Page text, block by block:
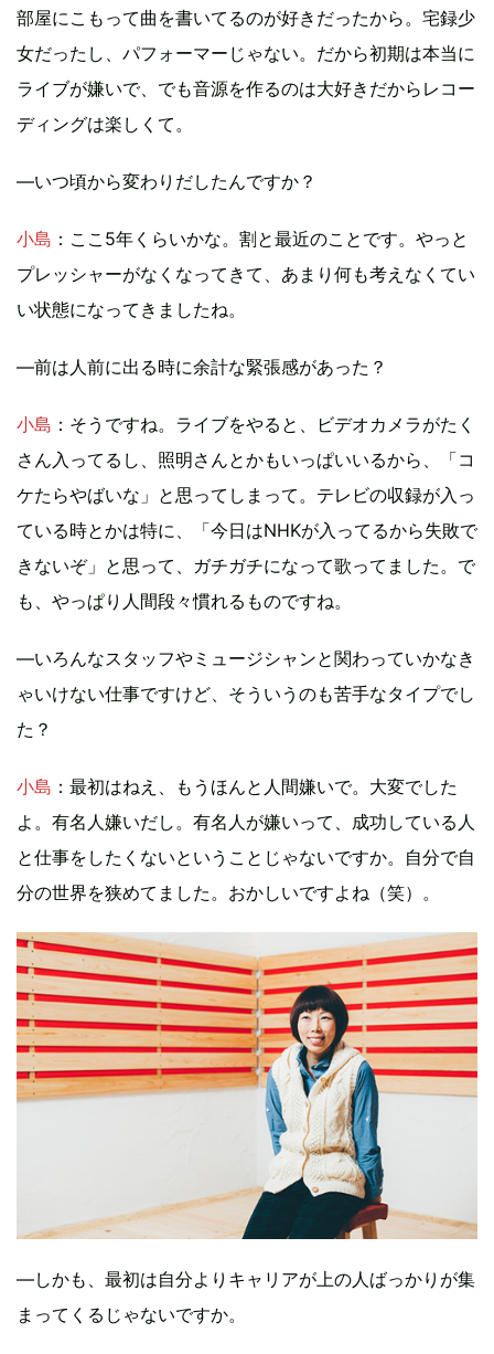
部屋にこもって曲を書いてるのが好きだったから。宅録少
女だったし、パフォーマーじゃない。だから初期は本当に
ライブが嫌いで、でも音源を作るのは大好きだからレコー
ディングは楽しくて。
―いつ頃から変わりだしたんですか？
小島 ：ここ5年くらいかな。割と最近のことです。やっと
プレッシャーがなくなってきて、あまり何も考えなくてい
い状態になってきましたね。
―前は人前に出る時に余計な緊張感があった？
小島 ：そうですね。ライブをやると、ビデオカメラがたく
さん入ってるし、照明さんとかもいっぱいいるから、「コ
ケたらやばいな」と思ってしまって。テレビの収録が入っ
ている時とかは特に、「今日はNHKが入ってるから失敗で
きないぞ」と思って、ガチガチになって歌ってました。で
も、やっぱり人間段々慣れるものですね。
―いろんなスタッフやミュージシャンと関わっていかなき
ゃいけない仕事ですけど、そういうのも苦手なタイプでし
た？
小島 ：最初はねえ、もうほんと人間嫌いで。大変でした
よ。有名人嫌いだし。有名人が嫌いって、成功している人
と仕事をしたくないということじゃないですか。自分で自
分の世界を狭めてました。おかしいですよね（笑）。
―しかも、最初は自分よりキャリアが上の人ばっかりが集
まってくるじゃないですか。